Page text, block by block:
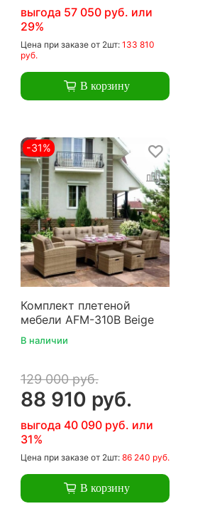
выгода 57 050 руб. или
29%
Цена при заказеот 2шт: 133 810
руб.
В корзину
-31%
Комплект плетеной
мебели AFM-310B Beige
В наличии
129 000 руб.
88 910 руб.
выгода 40 090 руб. или
31%
Цена при заказеот 2шт: 86 240 руб.
В корзину